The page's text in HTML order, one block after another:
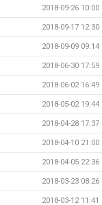
2018-09-26 10:00
2018-09-17 12:30
2018-09-09 09:14
2018-06-30 17:59
2018-06-02 16:49
2018-05-02 19:44
2018-04-28 17:37
2018-04-10 21:00
2018-04-05 22:36
2018-03-23 08:26
2018-03-12 11:41